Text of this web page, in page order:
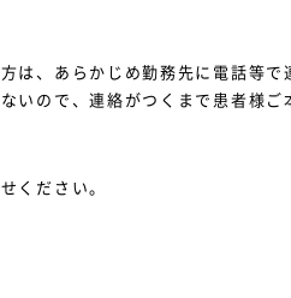
、あらかじめ勤務先に電話等で
いので、連絡がつくまで患者様
ください。